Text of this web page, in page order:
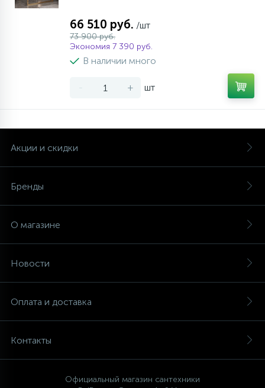
66 510 руб. /шт
73 900 руб.
Экономия 7 390 руб.
В наличии много
- + шт
Акции и скидки
Бренды
О магазине
Новости
Оплата и доставка
Контакты
Официальный магазин сантехники